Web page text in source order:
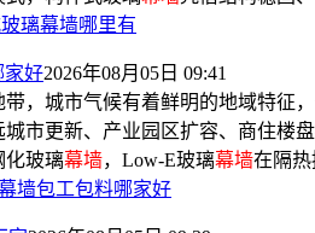
璃幕墙哪里有
家好2026年08月05日 09:41
，城市气候有着鲜明的地域特征
市更新、产业园区扩容、商住楼
化玻璃幕墙，Low-E玻璃幕墙在隔
墙包工包料哪家好